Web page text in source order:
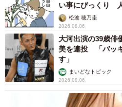
い事にびっくり
松波 穂乃圭
2026.08.06
大河出演の39歳
美を連投 「バッ
す」
まいどなトピック
2026.08.06